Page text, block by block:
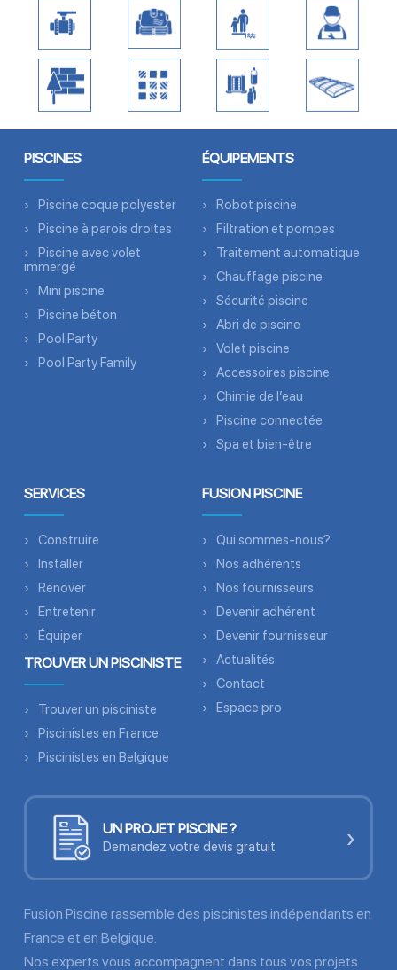
PISCINES
Piscine coque polyester
Piscine à parois droites
Piscine avec volet
immergé
Mini piscine
Piscine béton
Pool Party
Pool Party Family
ÉQUIPEMENTS
Robot piscine
Filtration et pompes
Traitement automatique
Chauffage piscine
Sécurité piscine
Abri de piscine
Volet piscine
Accessoires piscine
Chimie de l’eau
Piscine connectée
Spa et bien-être
SERVICES
Construire
Installer
Renover
Entretenir
Équiper
TROUVER UN PISCINISTE
Trouver un pisciniste
Piscinistes en France
Piscinistes en Belgique
FUSION PISCINE
Qui sommes-nous?
Nos adhérents
Nos fournisseurs
Devenir adhérent
Devenir fournisseur
Actualités
Contact
Espace pro
UN PROJET PISCINE ?
Demandez votre devis gratuit ›
Fusion Piscine rassemble des piscinistes indépendants en
France et en Belgique.
Nos experts vous accompagnent dans tous vos projets